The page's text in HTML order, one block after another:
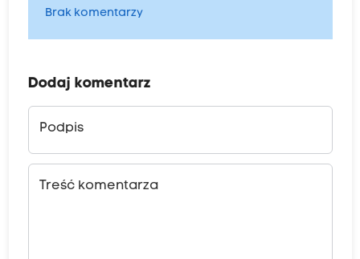
Brak komentarzy
Dodaj komentarz
Podpis
Treść komentarza